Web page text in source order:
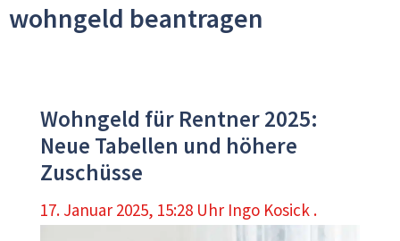
wohngeld beantragen
Wohngeld für Rentner 2025:
Neue Tabellen und höhere
Zuschüsse
17. Januar 2025, 15:28 Uhr Ingo Kosick .